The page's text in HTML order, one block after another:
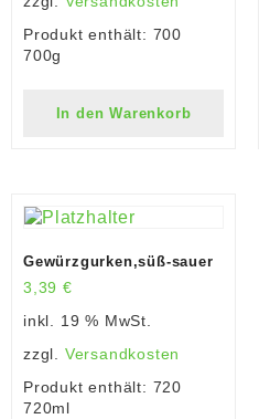
Produkt enthält: 700
700g
In den Warenkorb
Gewürzgurken,süß-sauer
3,39 €
inkl. 19 % MwSt.
zzgl. Versandkosten
Produkt enthält: 720
720ml